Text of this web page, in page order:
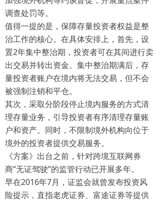
调查处罚等。
值得一提的是，保障存量投资者权益是整
治工作的核心。在具体安排上，首先，设
置2年集中整治期，投资者可在其间进行卖
出交易并转出资金。集中整治期满后，存
量投资者账户在境内将无法交易，但不会
被强制注销和平仓。
其次，采取分阶段停止境内服务的方式清
理存量业务，引导投资者有序清理存量账
户和资产。同时，不限制境外机构向位于
境外的投资者提供交易服务。
《方案》出台之前，针对跨境互联网券
商“无证驾驶”的监管行动已开展多年。
早在2016年7月，证监会就曾发布投资风
险提示，直指老虎证券、富途证券等提供